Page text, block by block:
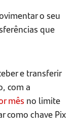
o seu
que
e transferir
com a
mês no limite
como chave Pix